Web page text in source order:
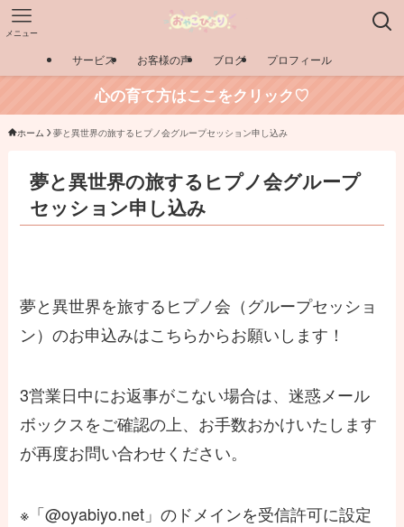
メニュー
サービス お客様の声 ブログ プロフィール
心の育て方はここをクリック♡
ホーム 夢と異世界の旅するヒプノ会グループセッション申し込み
夢と異世界の旅するヒプノ会グループ
セッション申し込み
夢と異世界を旅するヒプノ会（グループセッショ
ン）のお申込みはこちらからお願いします！
3営業日中にお返事がこない場合は、迷惑メール
ボックスをご確認の上、お手数おかけいたします
が再度お問い合わせください。
※「@oyabiyo.net」のドメインを受信許可に設定